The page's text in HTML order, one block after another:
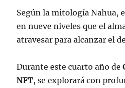
Según la mitología Nahua,
en nueve niveles que el
atravesar para alcanzar el
Durante este cuarto año de
NFT, se explorará con